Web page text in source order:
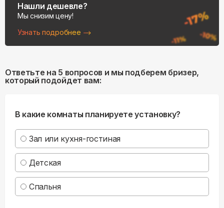
Нашли дешевле?
Мы снизим цену!
Узнать подробнее
Ответьте на 5 вопросов и мы подберем бризер,
который подойдет вам:
В какие комнаты планируете установку?
Зал или кухня-гостиная
Детская
Спальня